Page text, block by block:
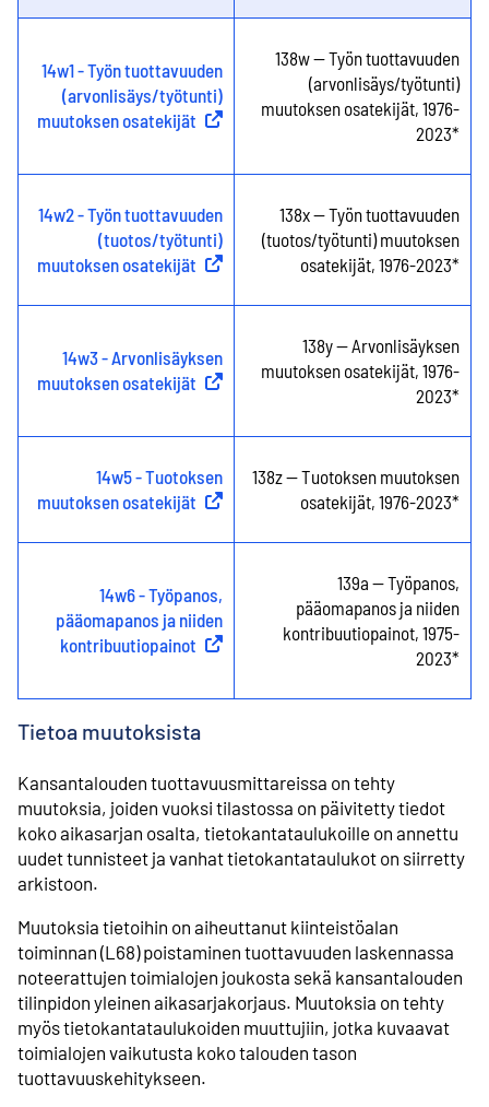
14w1 - Työn tuottavuuden
(arvonlisäys/työtunti)
muutoksen osatekijät Ulkoinen linkki)
138w -- Työn tuottavuuden
(arvonlisäys/työtunti)
muutoksen osatekijät, 1976-
2023*
14w2 - Työn tuottavuuden
(tuotos/työtunti)
muutoksen osatekijät Ulkoinen linkki)
138x -- Työn tuottavuuden
(tuotos/työtunti) muutoksen
osatekijät, 1976-2023*
14w3 - Arvonlisäyksen
muutoksen osatekijät Ulkoinen linkki)
138y -- Arvonlisäyksen
muutoksen osatekijät, 1976-
2023*
14w5 - Tuotoksen
muutoksen osatekijät Ulkoinen linkki)
138z -- Tuotoksen muutoksen
osatekijät, 1976-2023*
14w6 - Työpanos,
pääomapanos ja niiden
kontribuutiopainot Ulkoinen linkki)
139a -- Työpanos,
pääomapanos ja niiden
kontribuutiopainot, 1975-
2023*
Tietoa muutoksista
Kansantalouden tuottavuusmittareissa on tehty
muutoksia, joiden vuoksi tilastossa on päivitetty tiedot
koko aikasarjan osalta, tietokantataulukoille on annettu
uudet tunnisteet ja vanhat tietokantataulukot on siirretty
arkistoon.
Muutoksia tietoihin on aiheuttanut kiinteistöalan
toiminnan (L68) poistaminen tuottavuuden laskennassa
noteerattujen toimialojen joukosta sekä kansantalouden
tilinpidon yleinen aikasarjakorjaus. Muutoksia on tehty
myös tietokantataulukoiden muuttujiin, jotka kuvaavat
toimialojen vaikutusta koko talouden tason
tuottavuuskehitykseen.